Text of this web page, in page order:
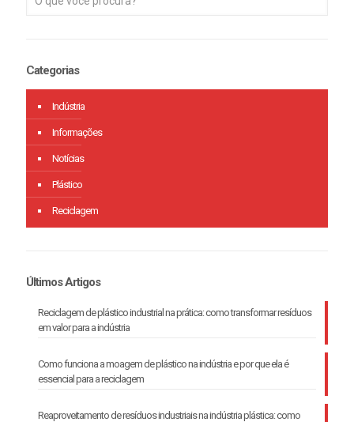
Categorias
Indústria
Informações
Notícias
Plástico
Reciclagem
Últimos Artigos
Reciclagem de plástico industrial na prática: como transformar resíduos
em valor para a indústria
Como funciona a moagem de plástico na indústria e por que ela é
essencial para a reciclagem
Reaproveitamento de resíduos industriais na indústria plástica: como